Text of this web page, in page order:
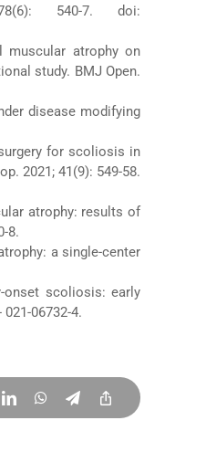
540-7. doi:
atrophy on
study. BMJ Open.
disease modifying
for scoliosis in
2021; 41(9): 549-58.
atrophy: results of
8.
a single-center
onset scoliosis: early
06732-4.